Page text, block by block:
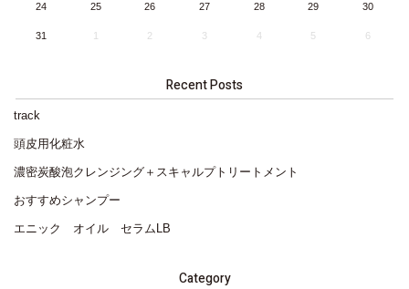
24 25 26 27 28 29 30
31 1 2 3 4 5 6
Recent Posts
track
頭皮用化粧水
濃密炭酸泡クレンジング＋スキャルプトリートメント
おすすめシャンプー
エニック オイル セラムLB
Category